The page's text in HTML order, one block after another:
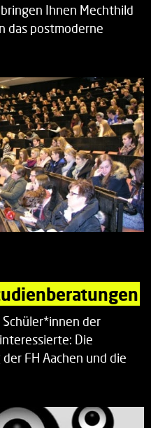
Ihnen Mechthild
das postmoderne
der
Die
FH Aachen und die